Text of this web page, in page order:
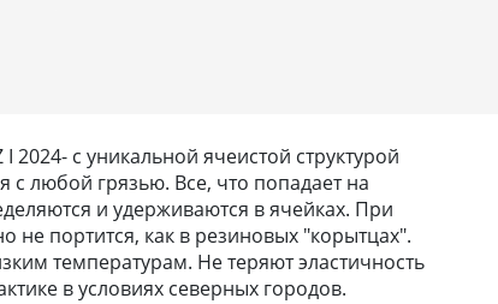
с уникальной ячеистой структурой
с любой грязью. Все, что попадает на
и удерживаются в ячейках. При
не портится, как в резиновых "корытцах".
температурам. Не теряют эластичность
в условиях северных городов.